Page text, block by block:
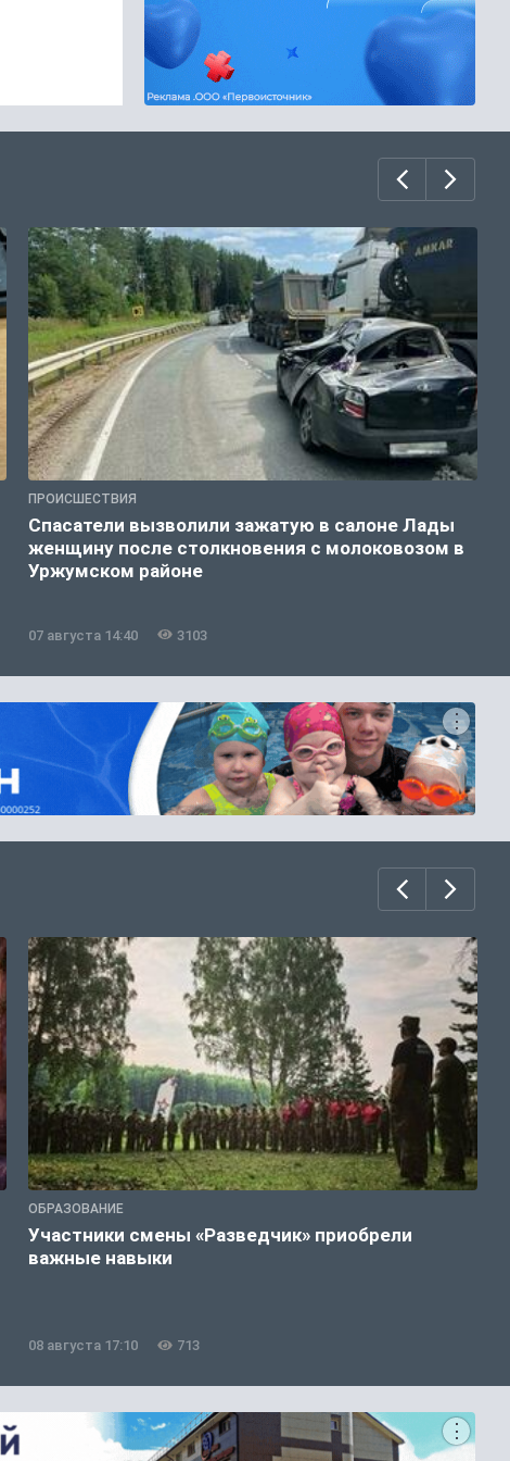
ПРОИСШЕСТВИЯ
Спасатели вызволили зажатую в салоне Лады
женщину после столкновения с молоковозом в
Уржумском районе
07 августа 14:40 3103
ОБРАЗОВАНИЕ
Участники смены «Разведчик» приобрели
важные навыки
08 августа 17:10 713